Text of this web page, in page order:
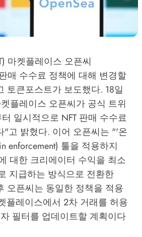
마켓플레이스 오픈씨
매 수수료 정책에 대해 변경할
토큰포스트가 보도했다. 18일
플레이스 오픈씨가 공식 트위
일시적으로 NFT 판매 수수료
"고 밝혔다. 이어 오픈씨는 "'온
enforcement) 툴을 적용하지
대한 크리에이터 수익을 최소
지급하는 방식으로 전환한
오픈씨는 동일한 정책을 적용
플레이스에서 2차 거래를 허용
필터를 업데이트할 계획이다